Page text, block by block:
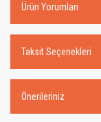
Ürün Yorumları
Taksit Seçenekleri
Önerileriniz